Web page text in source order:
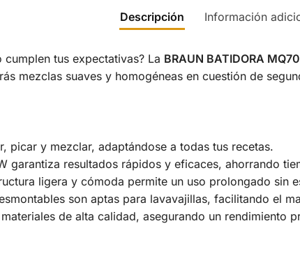
Descripción Información
tus expectativas? La BRAUN BATIDORA
mezclas suaves y homogéneas en cuestión de
picar y mezclar, adaptándose a todas tus recetas.
garantiza resultados rápidos y eficaces, ahorrando
ligera y cómoda permite un uso prolongado sin
son aptas para lavavajillas, facilitando el
de alta calidad, asegurando un rendimiento